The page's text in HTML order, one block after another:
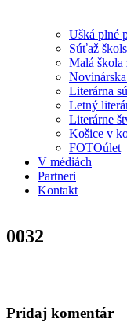
Ušká plné
Súťaž
Malá škola
Novinárska
Literárna
Letný
Literárne
Košice v
FOTOúlet
V médiách
Partneri
Kontakt
0032
Pridaj komentár